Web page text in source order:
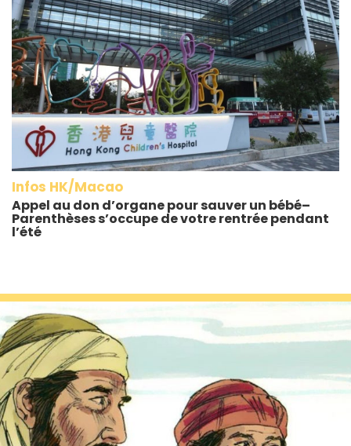
Infos HK/Macao
Appel au don d’organe pour sauver un bébé–
Parenthèses s’occupe de votre rentrée pendant
l’été